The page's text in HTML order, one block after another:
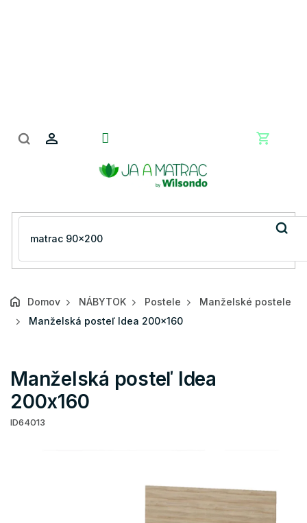
Domov NÁBYTOK Postele
Manželské postele
Manželská posteľ Idea 200x160
Manželská posteľ Idea
200x160
ID64013